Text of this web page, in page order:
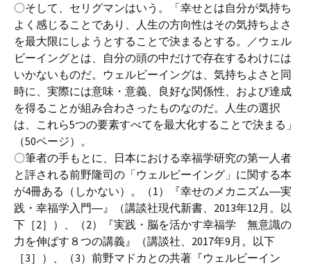
〇そして、セリグマンはいう。「幸せとは自分が気持ち
よく感じることであり、人生の方向性はその気持ちよさ
を最大限にしようとすることで決まるとする。／ウェル
ビーイングとは、自分の頭の中だけで存在するわけには
いかないものだ。ウェルビーイングは、気持ちよさと同
時に、実際には意味・意義、良好な関係性、および達成
を得ることが組み合わさったものなのだ。人生の選択
は、これら5つの要素すべてを最大化することで決まる」
（50ページ）。
〇筆者の手もとに、日本における幸福学研究の第一人者
と評される前野隆司の「ウェルビーイング」に関する本
が4冊ある（しかない）。（1）『幸せのメカニズム―実
践・幸福学入門―』（講談社現代新書、2013年12月。以
下［2］）、（2）『実践・脳を活かす幸福学 無意識の
力を伸ばす８つの講義』（講談社、2017年9月。以下
［3］）、（3）前野マドカとの共著『ウェルビーイン